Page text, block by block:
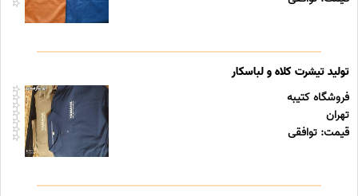
تولید تیشرت کلاه و لباسکار
فروشگاه کتیبه
تهران
قیمت: توافقی